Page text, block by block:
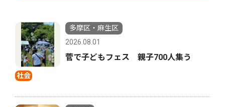
社会
多摩区・麻生区
2026.08.01
菅で子どもフェス 親子700人集う